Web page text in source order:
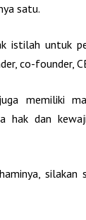
satu.
istilah untuk
co-founder,
memiliki
hak dan
silakan